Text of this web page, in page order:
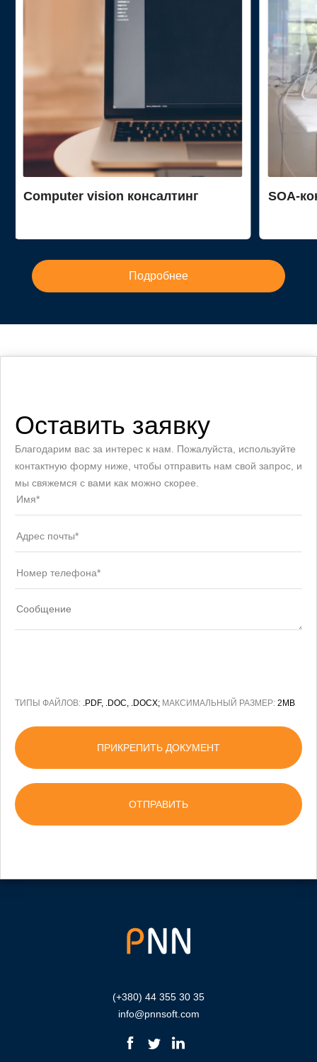
Computer vision консалтинг SOA-
Подробнее
Оставить заявку
Благодарим вас за интерес к нам. Пожалуйста, используйте
контактную форму ниже, чтобы отправить нам свой запрос, и
мы свяжемся с вами как можно скорее.
ТИПЫ ФАЙЛОВ: .PDF, .DOC, .DOCX; МАКСИМАЛЬНЫЙ РАЗМЕР: 2MB
ПРИКРЕПИТЬ ДОКУМЕНТ
(+380) 44 355 30 35
info@pnnsoft.com